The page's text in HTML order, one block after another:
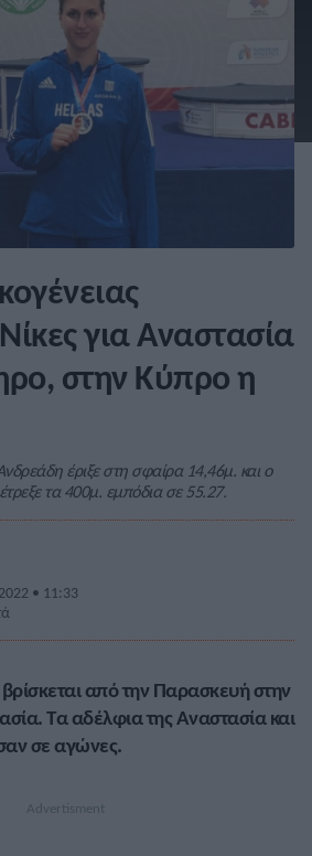
για Αναστασία
στην Κύπρο η
έριξε στη σφαίρα 14,46μ. και ο
τα 400μ. εμπόδια σε 55.27.
• 11:33
από την Παρασκευή στην
Τα αδέλφια της Αναστασία και
σε αγώνες.